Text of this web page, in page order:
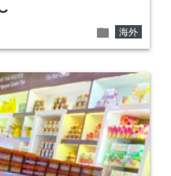
folder 海外